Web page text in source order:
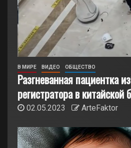
В МИРЕ ВИДЕО ОБЩЕСТВО
Разгневанная пациентка
регистратора в китайской
02.05.2023 ArteFaktor